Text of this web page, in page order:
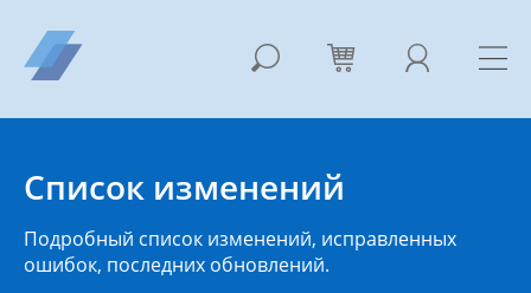
Список изменений
Подробный список изменений, исправленных
ошибок, последних обновлений.